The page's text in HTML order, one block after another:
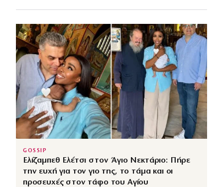
GOSSIP
Ελίζαμπεθ Ελέτσι στον Άγιο Νεκτάριο: Πήρε
την ευχή για τον γιο της, το τάμα και οι
προσευχές στον τάφο του Αγίου